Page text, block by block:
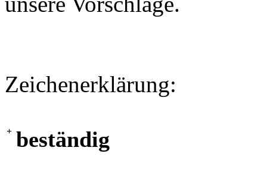
Zeichenerklärung:
+ beständig